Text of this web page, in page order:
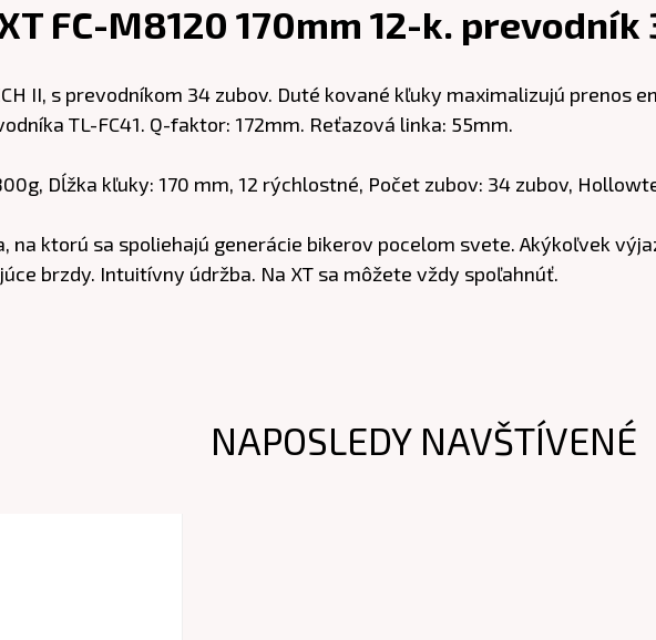
FC-M8120 170mm 12-k. prevodník
II, s prevodníkom 34 zubov. Duté kované kľuky maximalizujú prenos
TL-FC41. Q-faktor: 172mm. Reťazová linka: 55mm.
Dĺžka kľuky: 170 mm, 12 rýchlostné, Počet zubov: 34 zubov,
na ktorú sa spoliehajú generácie bikerov pocelom svete. Akýkoľvek
brzdy. Intuitívny údržba. Na XT sa môžete vždy spoľahnúť.
NAPOSLEDY NAVŠTÍVENÉ